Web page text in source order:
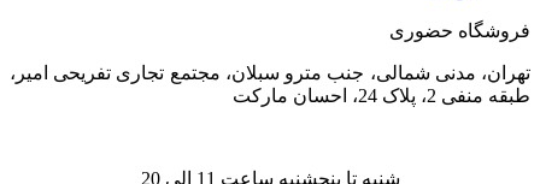
فروشگاه حضوری
تهران، مدنی شمالی، جنب مترو سبلان، مجتمع تجاری تفریحی امیر،
طبقه منفی 2، پلاک 24، احسان مارکت
شنبه تا پنجشنبه ساعت 11 الی 20